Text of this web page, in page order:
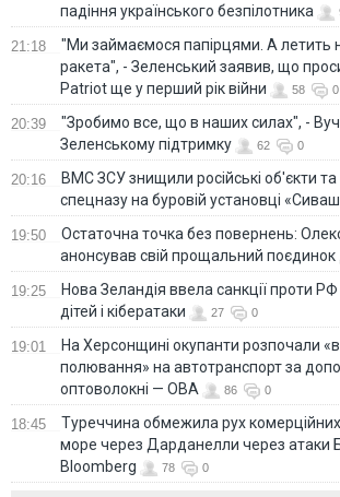
падіння українського безпілотника
21:18
"Ми займаємося папірцями. А летить
ракета", - Зеленський заявив, що
Patriot ще у перший рік війни
58 0
20:39
"Зробимо все, що в наших силах", -
Зеленському підтримку
62 0
20:16
ВМС ЗСУ знищили російські об'єкти
спецназу на буровій установці
19:50
Остаточна точка без повернень:
анонсував свій прощальний поєдинок
19:25
Нова Зеландія ввела санкції проти
дітей і кібератаки
27 0
19:01
На Херсонщині окупанти розпочали
полювання» на автотранспорт за
оптоволокні — ОВА
86 0
18:45
Туреччина обмежила рух
море через Дарданелли через атаки
Bloomberg
78 0